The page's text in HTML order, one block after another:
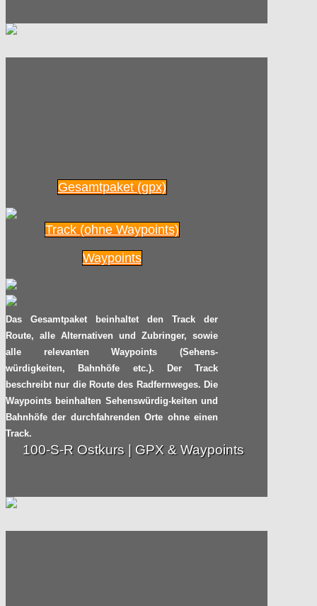
Gesamtpaket (gpx)
Track (ohne Waypoints)
Waypoints
Das Gesamtpaket beinhaltet den Track der
Route, alle Alternativen und Zubringer, sowie
alle relevanten Waypoints (Sehens-
würdigkeiten, Bahnhöfe etc.). Der Track
beschreibt nur die Route des Radfernweges. Die
Waypoints beinhalten Sehenswürdig-keiten und
Bahnhöfe der durchfahrenden Orte ohne einen
Track.
100-S-R Ostkurs | GPX & Waypoints